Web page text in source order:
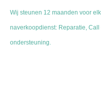
Wij steunen 12 maanden voor
naverkoopdienst: Reparatie,
ondersteuning.